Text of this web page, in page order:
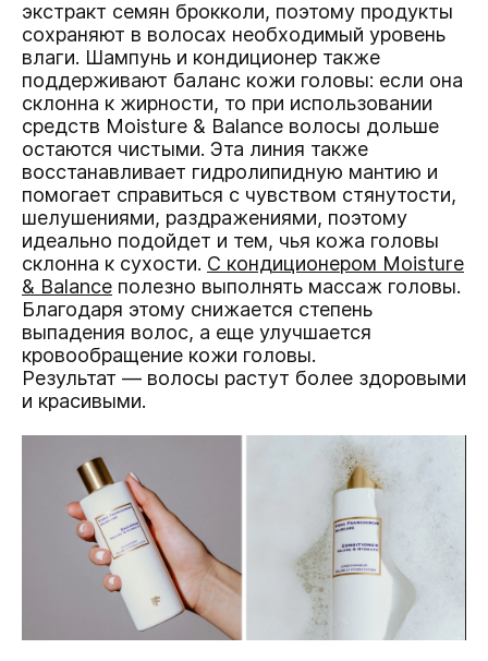
экстракт семян брокколи, поэтому продукты
сохраняют в волосах необходимый уровень
влаги. Шампунь и кондиционер также
поддерживают баланс кожи головы: если она
склонна к жирности, то при использовании
средств Moisture & Balance волосы дольше
остаются чистыми. Эта линия также
восстанавливает гидролипидную мантию и
помогает справиться с чувством стянутости,
шелушениями, раздражениями, поэтому
идеально подойдет и тем, чья кожа головы
склонна к сухости. С кондиционером Moisture
& Balance полезно выполнять массаж головы.
Благодаря этому снижается степень
выпадения волос, а еще улучшается
кровообращение кожи головы.
Результат — волосы растут более здоровыми
и красивыми.